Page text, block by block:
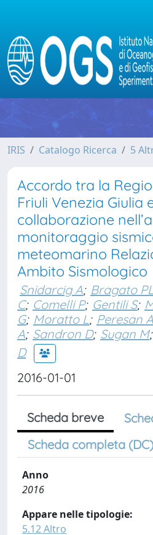
IRIS Catalogo Ricerca 5
Accordo tra la
Friuli Venezia Giulia
collaborazione
monitoraggio
meteomarino
Ambito Sismologico
Snidarcig A; Bragato
C; Comelli P; Gentili S;
G; Moratto L; Peresan A
A; Sandron D; Sugan M;
D
2016-01-01
Scheda breve
Scheda completa (DC)
Anno
2016
Appare nelle tipologie:
5.12 Altro